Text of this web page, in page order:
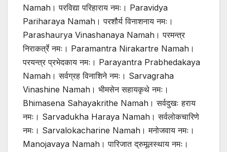
Namah। परविद्या परिहाराय नमः। Paravidya
Pariharaya Namah। परशौर्य विनाशनाय नमः।
Parashaurya Vinashanaya Namah। परमन्त्र
निराकर्त्रे नमः। Paramantra Nirakartre Namah।
परयन्त्र प्रभेदकाय नमः। Parayantra Prabhedakaya
Namah। सर्वग्रह विनाशिने नमः। Sarvagraha
Vinashine Namah। भीमसेन सहायकृथे नमः।
Bhimasena Sahayakrithe Namah। सर्वदुखः हराय
नमः। Sarvadukha Haraya Namah। सर्वलोकचारिणे
नमः। Sarvalokacharine Namah। मनोजवाय नमः।
Manojavaya Namah। पारिजात द्रुमूलस्थाय नमः।